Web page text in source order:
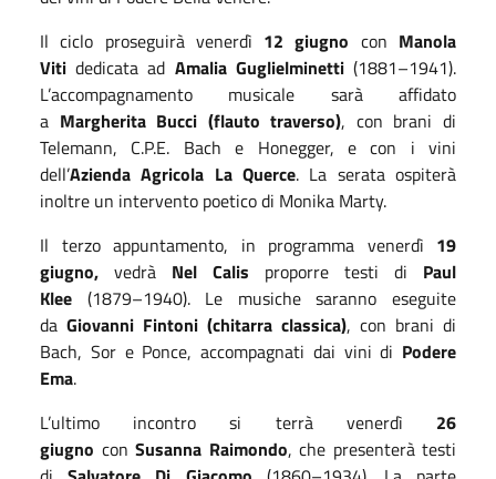
Il ciclo proseguirà venerdì 12 giugno con Manola
Viti dedicata ad Amalia Guglielminetti(1881–1941).
L’accompagnamento musicale sarà affidato
a Margherita Bucci (flauto traverso), con brani di
Telemann, C.P.E. Bach e Honegger, e con i vini
dell’Azienda Agricola La Querce. La serata ospiterà
inoltre un intervento poetico di Monika Marty.
Il terzo appuntamento, in programma venerdì 19
giugno, vedrà Nel Calis proporre testi di Paul
Klee (1879–1940). Le musiche saranno eseguite
da Giovanni Fintoni (chitarra classica), con brani di
Bach, Sor e Ponce, accompagnati dai vini di Podere
Ema.
L’ultimo incontro si terrà venerdì 26
giugno con Susanna Raimondo, che presenterà testi